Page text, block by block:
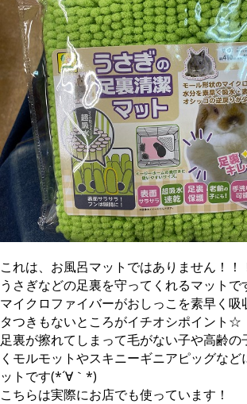
これは、お風呂マットではありません！！
うさぎなどの足裏を守ってくれるマットで
マイクロファイバーがおしっこを素早く
タつきもないところがイチオシポイント☆
足裏が擦れてしまって毛がない子や高齢の
くモルモットやスキニーギニアピッグな
ットです(*´∀｀*)
こちらは実際にお店でも使っています！